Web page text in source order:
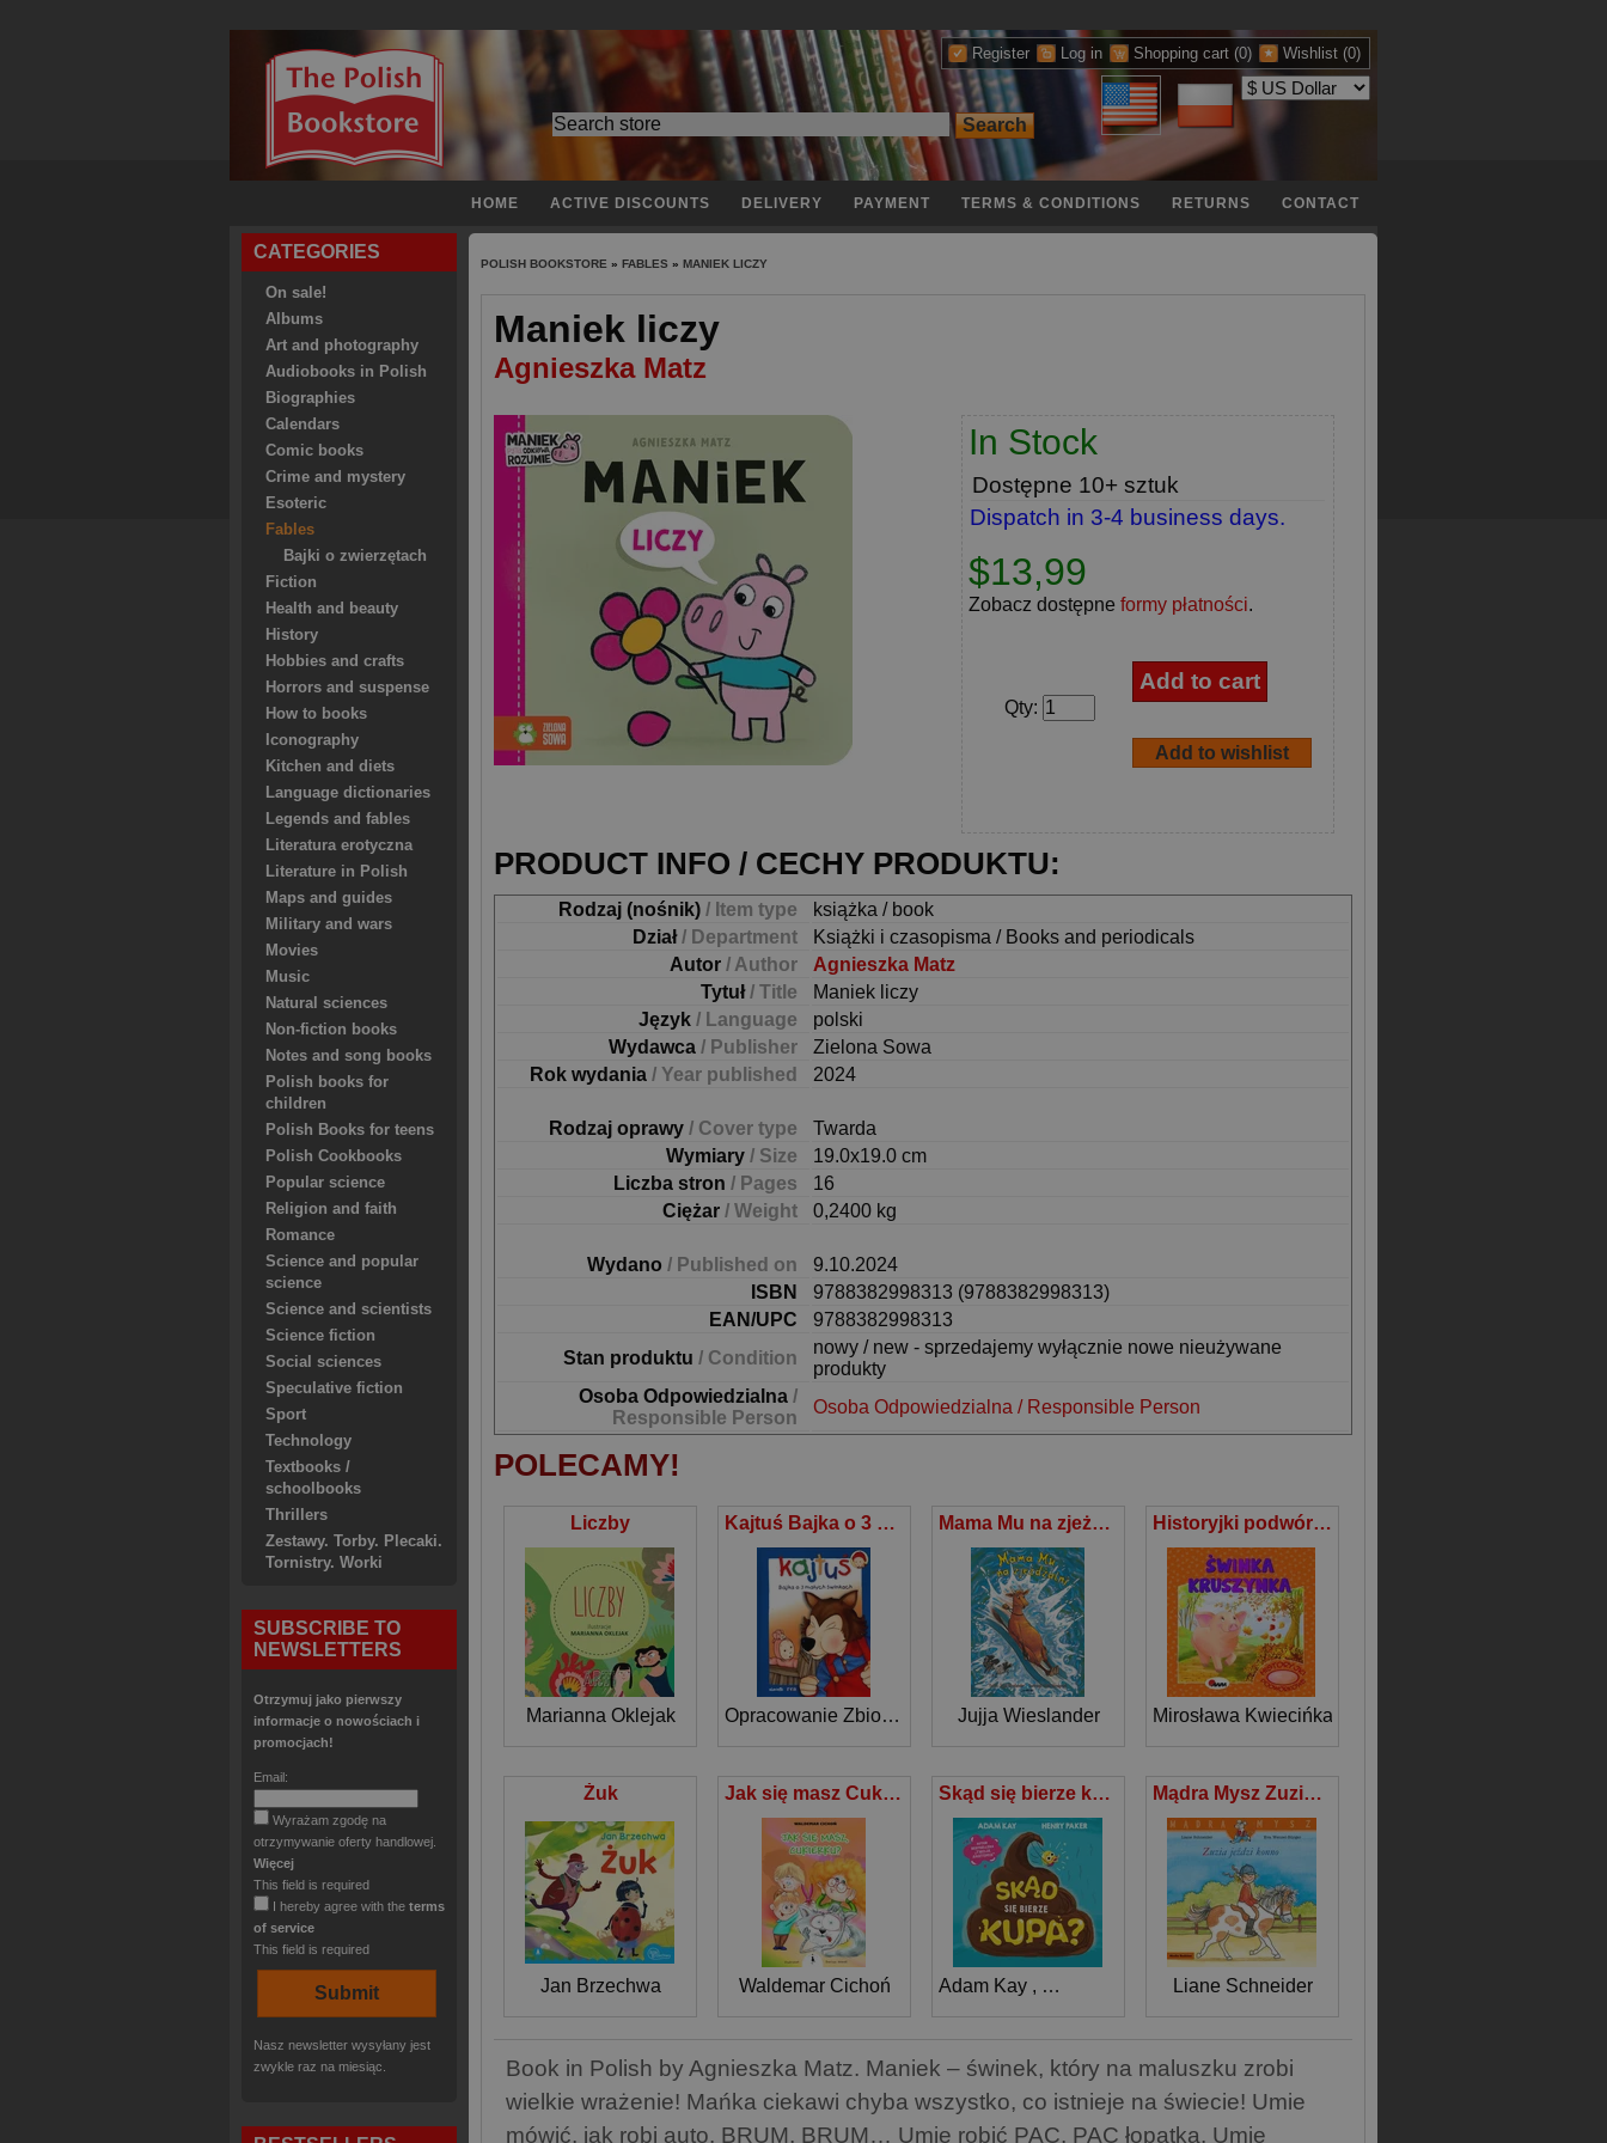
Register Log in Shopping cart (0) Wishlist (0)
HOME ACTIVE DISCOUNTS DELIVERY PAYMENT TERMS & CONDITIONS RETURNS CONTACT
CATEGORIES
On sale!
Albums
Art and photography
Audiobooks in Polish
Biographies
Calendars
Comic books
Crime and mystery
Esoteric
Fables
Bajki o zwierzętach
Fiction
Health and beauty
History
Hobbies and crafts
Horrors and suspense
How to books
Iconography
Kitchen and diets
Language dictionaries
Legends and fables
Literatura erotyczna
Literature in Polish
Maps and guides
Military and wars
Movies
Music
Natural sciences
Non-fiction books
Notes and song books
Polish books for
children
Polish Books for teens
Polish Cookbooks
Popular science
Religion and faith
Romance
Science and popular
science
Science and scientists
Science fiction
Social sciences
Speculative fiction
Sport
Technology
Textbooks /
schoolbooks
Thrillers
Zestawy. Torby. Plecaki.
Tornistry. Worki
SUBSCRIBE TO
NEWSLETTERS
Otrzymuj jako pierwszy
informacje o nowościach i
promocjach!
Email:
Wyrażam zgodę na
otrzymywanie oferty handlowej.
Więcej
This field is required
I hereby agree with the terms
of service
This field is required
Nasz newsletter wysyłany jest
zwykle raz na miesiąc.
POLISH BOOKSTORE » FABLES » MANIEK LICZY
Maniek liczy
Agnieszka Matz
In Stock
Dostępne 10+ sztuk
Dispatch in 3-4 business days.
$13,99
Zobacz dostępne formy płatności.
Qty:
PRODUCT INFO / CECHY PRODUKTU:
Rodzaj (nośnik) / Item type
książka / book
Dział/ Department
Książki i czasopisma / Books and periodicals
Autor / Author
Agnieszka Matz
Tytuł/ Title
Maniek liczy
Język / Language
polski
Wydawca / Publisher
Zielona Sowa
Rok wydania / Year published 2024
Rodzaj oprawy / Cover type
Twarda
Wymiary / Size
19.0x19.0 cm
Liczba stron / Pages
16
Ciężar / Weight 0,2400 kg
Wydano / Published on
9.10.2024
ISBN
9788382998313 (9788382998313)
EAN/UPC
9788382998313
Stan produktu / Condition
nowy / new - sprzedajemy wyłącznie nowe nieużywane
produkty
Osoba Odpowiedzialna /
Responsible Person
Osoba Odpowiedzialna / Responsible Person
POLECAMY!
Liczby
Marianna Oklejak
Kajtuś Bajka o 3 małych świnkach
Opracowanie Zbiorowe
Mama Mu na zjeżdżalni
Jujja Wieslander
Historyjki podwórkowe Świnka Kruszynka
Mirosława Kwiecińka
Żuk
Jan Brzechwa
Jak się masz Cukierku?
Waldemar Cichoń
Skąd się bierze kupa?
Adam Kay , Henry Paker
Mądra Mysz Zuzia jeździ konno
Liane Schneider
Book in Polish by Agnieszka Matz. Maniek – świnek, który na maluszku zrobi
wielkie wrażenie! Mańka ciekawi chyba wszystko, co istnieje na świecie! Umie
mówić, jak robi auto. BRUM, BRUM… Umie robić PAC, PAC łopatką. Umie